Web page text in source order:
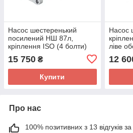
Насос шестеренький
посилений НШ 87л,
кріплення ISO (4 болти)
праве обертання)
15 750 ₴
Купити
Насос
ліве
12
Про нас
100% позитивних з 13 відгуків за